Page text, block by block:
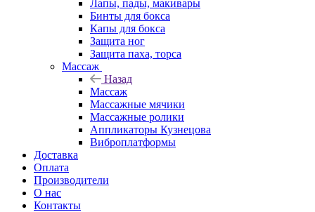
Лапы, пады, макивары
Бинты для бокса
Капы для бокса
Защита ног
Защита паха, торса
Массаж
Назад
Массаж
Массажные мячики
Массажные ролики
Аппликаторы Кузнецова
Виброплатформы
Доставка
Оплата
Производители
О нас
Контакты